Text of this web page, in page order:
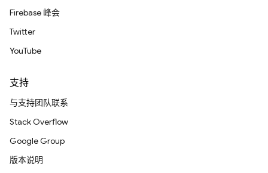
Firebase 峰会
Twitter
YouTube
支持
与支持团队联系
Stack Overflow
Google Group
版本说明